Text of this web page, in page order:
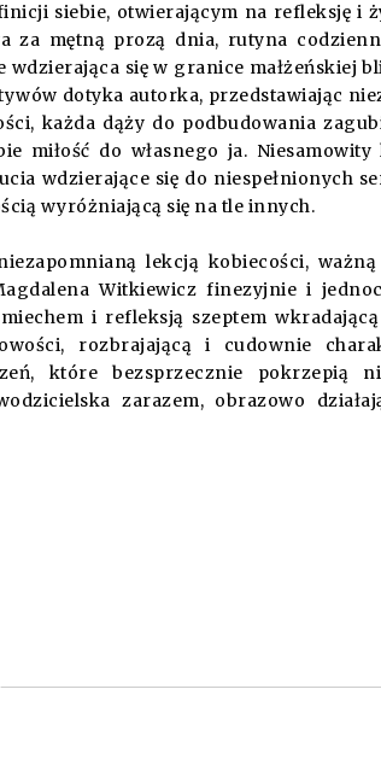
siebie, otwierającym na refleksję i
za mętną prozą dnia, rutyna
się w granice małżeńskiej
dotyka autorka, przedstawiając
każda dąży do podbudowania
miłość do własnego ja. Niesamowity
wdzierające się do niespełnionych
wyróżniającą się na tle innych.
lekcją kobiecości,
Witkiewicz finezyjnie i
i refleksją szeptem
rozbrajającą i cudownie
które bezsprzecznie pokrzepią
zarazem, obrazowo